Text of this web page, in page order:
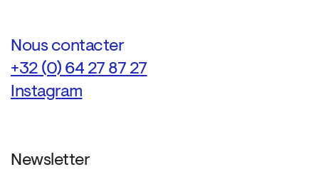
Nous contacter
+32 (0) 64 27 87 27
Instagram
Newsletter